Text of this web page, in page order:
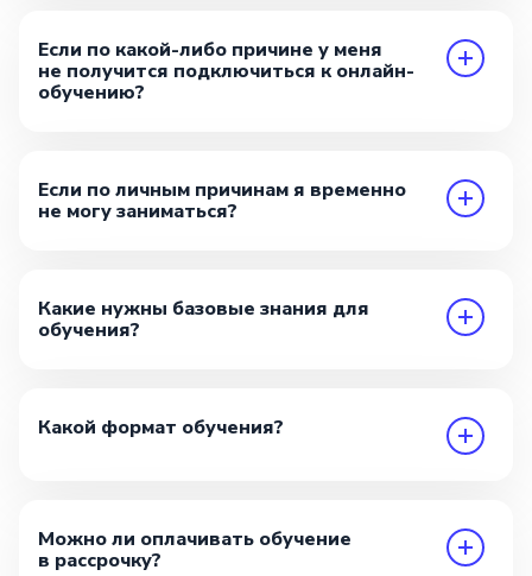
Если по какой-либо причине у меня
не получится подключиться к онлайн-
обучению?
Если по личным причинам я временно
не могу заниматься?
Какие нужны базовые знания для
обучения?
Какой формат обучения?
Можно ли оплачивать обучение
в рассрочку?